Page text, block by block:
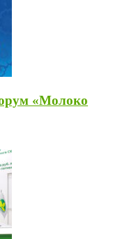
«Молоко